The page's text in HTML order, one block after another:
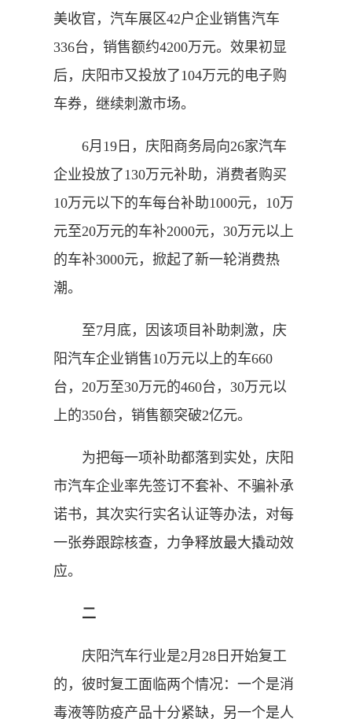
美收官，汽车展区42户企业销售汽车
336台，销售额约4200万元。效果初显
后，庆阳市又投放了104万元的电子购
车券，继续刺激市场。
6月19日，庆阳商务局向26家汽车
企业投放了130万元补助，消费者购买
10万元以下的车每台补助1000元，10万
元至20万元的车补2000元，30万元以上
的车补3000元，掀起了新一轮消费热
潮。
至7月底，因该项目补助刺激，庆
阳汽车企业销售10万元以上的车660
台，20万至30万元的460台，30万元以
上的350台，销售额突破2亿元。
为把每一项补助都落到实处，庆阳
市汽车企业率先签订不套补、不骗补承
诺书，其次实行实名认证等办法，对每
一张券跟踪核查，力争释放最大撬动效
应。
二
庆阳汽车行业是2月28日开始复工
的，彼时复工面临两个情况：一个是消
毒液等防疫产品十分紧缺，另一个是人